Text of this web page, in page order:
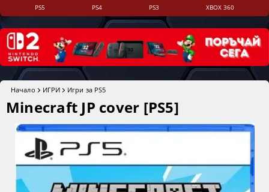
PS5 PS4 PS3 XBOX 360
Начало ИГРИ Игри за PS5
Minecraft JP cover [PS5]